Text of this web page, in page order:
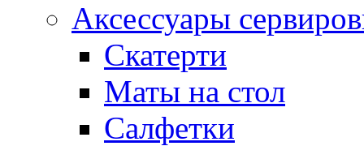
Аксессуары
Скатерти
Маты на стол
Салфетки